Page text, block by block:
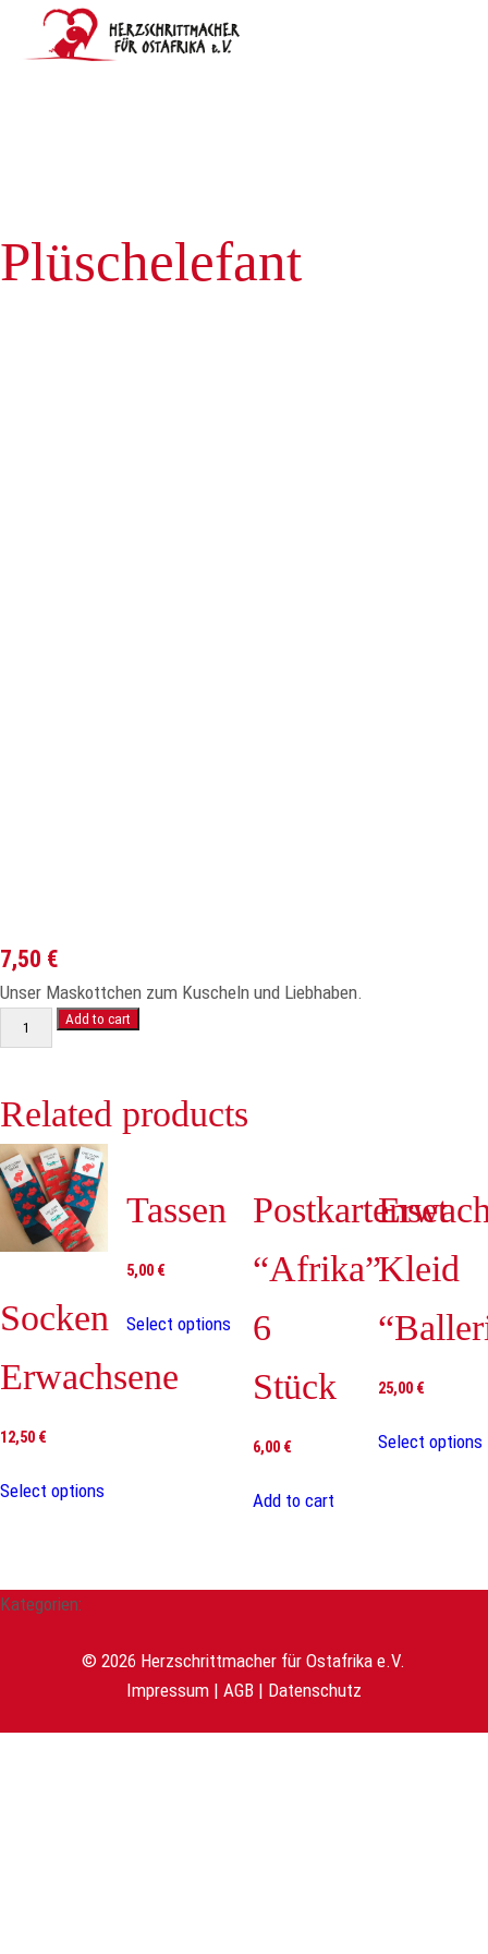
Plüschelefant
7,50 €
Unser Maskottchen zum Kuscheln und Liebhaben.
Plüschelefant
quantity
Add to cart
Related products
Socken
Erwachsene
12,50 €
Select options
Tassen
5,00 €
Select options
Postkartenset
“Afrika”
6
Stück
6,00 €
Add to cart
Kleid
25,00 €
Select options
Kategorien:
© 2026 Herzschrittmacher für Ostafrika e.V.
Impressum | AGB | Datenschutz